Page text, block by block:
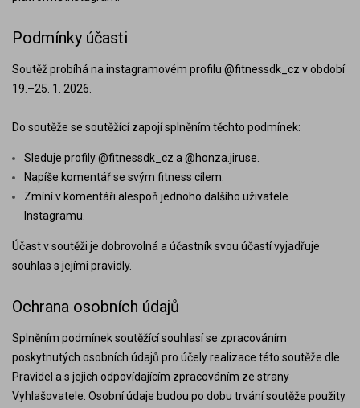
Podmínky účasti
Soutěž probíhá na instagramovém profilu @fitnessdk_cz v období
19.–25. 1. 2026.
Do soutěže se soutěžící zapojí splněním těchto podmínek:
Sleduje profily @fitnessdk_cz a @honza.jiruse.
Napíše komentář se svým fitness cílem.
Zmíní v komentáři alespoň jednoho dalšího uživatele
Instagramu.
Účast v soutěži je dobrovolná a účastník svou účastí vyjadřuje
souhlas s jejími pravidly.
Ochrana osobních údajů
Splněním podmínek soutěžící souhlasí se zpracováním
poskytnutých osobních údajů pro účely realizace této soutěže dle
Pravidel a s jejich odpovídajícím zpracováním ze strany
Vyhlašovatele. Osobní údaje budou po dobu trvání soutěže použity